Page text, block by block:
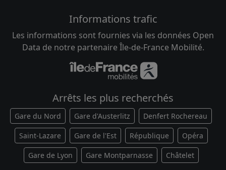
Informations trafic
Les informations sont fournies via les données Open
Data de notre partenaire Île-de-France Mobilité.
Arrêts les plus recherchés
Gare du Nord Gare d'Austerlitz Denfert Rochereau
Saint-Lazare Gare de l'Est République Opéra
Gare de Lyon Gare Montparnasse Châtelet